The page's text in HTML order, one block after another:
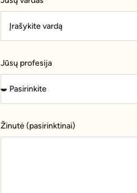
Jūsų profesija
Žinutė (pasirinktinai)